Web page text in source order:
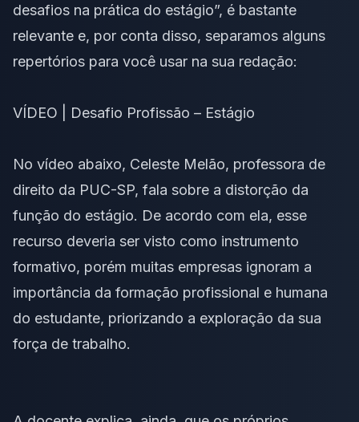
desafios na prática do estágio”, é bastante
relevante e, por conta disso, separamos alguns
repertórios para você usar na sua redação:
VÍDEO | Desafio Profissão – Estágio
No vídeo abaixo, Celeste Melão, professora de
direito da PUC-SP, fala sobre a distorção da
função do estágio. De acordo com ela, esse
recurso deveria ser visto como instrumento
formativo, porém muitas empresas ignoram a
importância da formação profissional e humana
do estudante, priorizando a exploração da sua
força de trabalho.